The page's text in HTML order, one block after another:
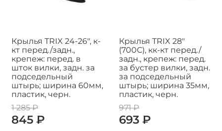
Крылья TRIX 24-26", к-
кт перед./задн.,
крепеж: перед. в
шток вилки, задн. за
подседельный
штырь; ширина 60мм,
пластик, черн.
1 285 ₽
845 ₽
Крылья TRIX 28"
(700С), кк-кт перед./
задн., крепеж: перед.
за бустер вилки, задн.
за подседельный
штырь; ширина 35мм,
пластик, черн.
971 ₽
693 ₽